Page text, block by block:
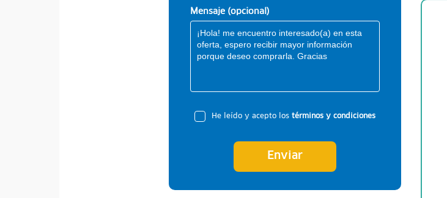
Mensaje (opcional)
He leído y acepto lostérminos y condiciones
Enviar